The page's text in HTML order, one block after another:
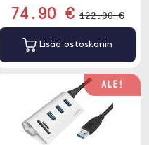
74.90 € 122.90 €
Lisää ostoskoriin
ALE!